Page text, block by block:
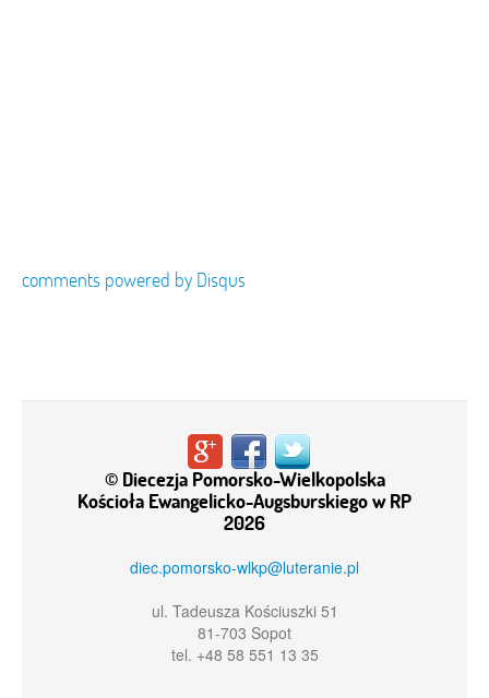
comments powered by Disqus
© Diecezja Pomorsko-Wielkopolska
Kościoła Ewangelicko-Augsburskiego w RP
2026
diec.pomorsko-wlkp@luteranie.pl
ul. Tadeusza Kościuszki 51
81-703 Sopot
tel. +48 58 551 13 35